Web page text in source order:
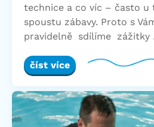
technice a co víc – často u
spoustu zábavy. Proto s
pravidelně sdílíme zážitky
číst více